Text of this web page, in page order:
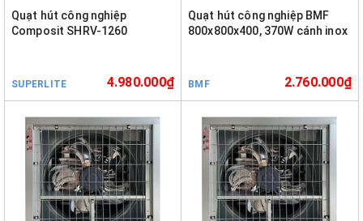
Quạt hút công nghiệp
Composit SHRV-1260
SUPERLITE 4.980.000₫
Quạt hút công nghiệp BMF
800x800x400, 370W cánh inox
BMF 2.760.000₫